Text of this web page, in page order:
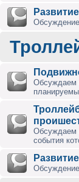
Обсуждаем
Обсуждаем
события